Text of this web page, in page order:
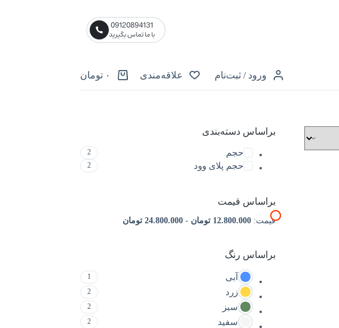
09120894131
با ما تماس بگیرید
ورود / ثبت‌نام علاقه‌مندی ۰ تومان
براساس دسته‌بندی
حجم 2
حجم پلای وود 2
براساس قیمت
قیمت:12.800.000 تومان -24.800.000 تومان
براساس رنگ
آبی 1
زرد 2
سبز 2
سفید 2